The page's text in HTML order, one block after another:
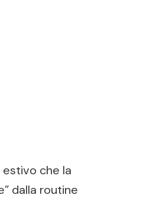
che la
dalla routine